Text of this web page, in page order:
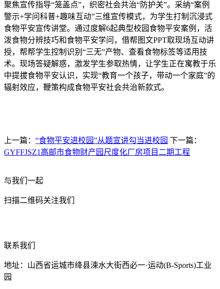
聚焦宣传指导“笼盖点”，织密社会共治“防护关”。采纳“案例
警示+学问科普+趣味互动”三维宣传模式，为学生打制沉浸式
食物平安宣传讲堂。通过度解6起典型校园食物平安案例，活
泼食物分辨技巧和食物平安学问，借帮图文PPT取现场互动讲
授，帮帮学生控制识别“三无”产物、查看食物标签等适用技
术。现场答疑解惑，激发学生参取热情，让学生正在寓教于乐
中提拔食物平安认识，实现“教育一个孩子，带动一个家庭”的
辐射效应，鞭策构成食物平安社会共治新款式。
上一篇： “食物平安进校园”从题宣讲勾当进校园 下一篇：
GYFFJSZ1高邮市食物财产园尺度化厂房项目二期工程
与我们一起
扫描二维码关注我们
联系我们
地址：山西省运城市绛县涑水大街西必一·运动(B-Sports)工业
园